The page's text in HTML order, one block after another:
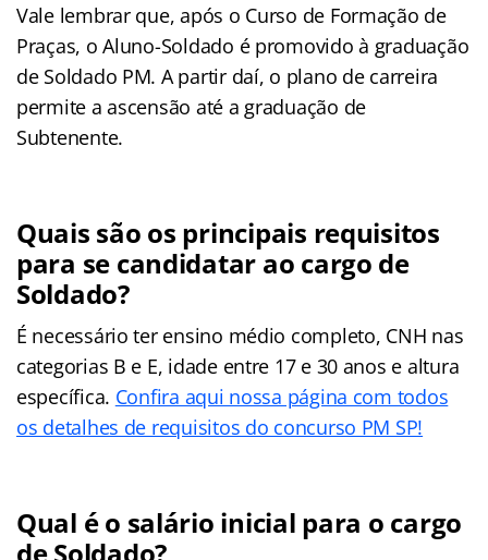
Vale lembrar que, após o Curso de Formação de
Praças, o Aluno-Soldado é promovido à graduação
de Soldado PM. A partir daí, o plano de carreira
permite a ascensão até a graduação de
Subtenente.
Quais são os principais requisitos
para se candidatar ao cargo de
Soldado?
É necessário ter ensino médio completo, CNH nas
categorias B e E, idade entre 17 e 30 anos e altura
específica. Confira aqui nossa página com todos
os detalhes de requisitos do concurso PM SP!
Qual é o salário inicial para o cargo